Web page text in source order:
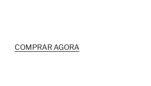
COMPRAR AGORA